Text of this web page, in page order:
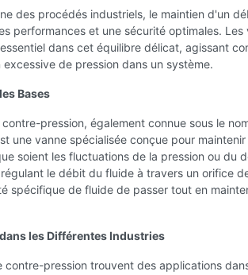
des procédés industriels, le maintien d'un
performances et une sécurité optimales.
dans cet équilibre délicat, agissant
excessive de pression dans un système.
Bases
pression, également connue sous le
une vanne spécialisée conçue pour
soient les fluctuations de la pression ou du
le débit du fluide à travers un orifice
spécifique de fluide de passer tout en
les Différentes Industries
contre-pression trouvent des applications